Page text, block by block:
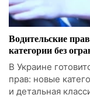
Водительские
категории без
В Украине
прав: новые
и детальная